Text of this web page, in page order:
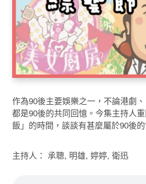
作為90後主要娛樂之一，不論港劇、
都是90後的共同回憶。今集主持人
飯」的時間，談談有甚麼屬於90後的
主持人： 承聰, 明雄, 婷婷, 衛迅